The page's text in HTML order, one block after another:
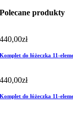
Polecane produkty
440,00zł
Komplet do łóżeczka 11-
440,00zł
Komplet do łóżeczka 11-